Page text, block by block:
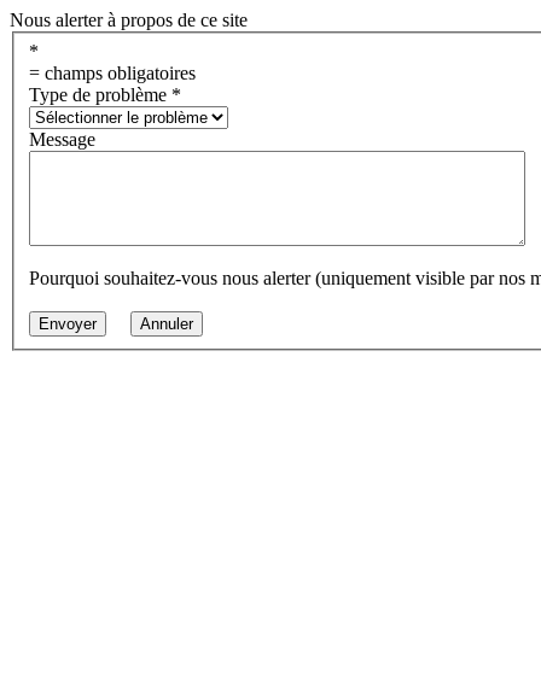
Nous alerter à propos de ce site
*
= champs obligatoires
Type de problème *
Message
Pourquoi souhaitez-vous nous alerter (uniquement visible par nos